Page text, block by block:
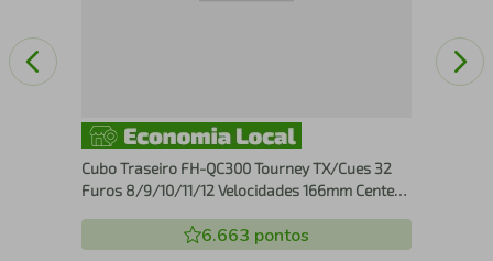
Cubo Traseiro FH-QC300 Tourney TX/Cues 32
Furos 8/9/10/11/12 Velocidades 166mm Center
6.663 pontos